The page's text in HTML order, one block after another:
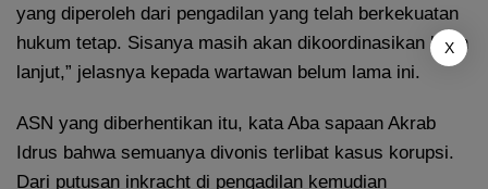
yang diperoleh dari pengadilan yang telah berkekuatan
hukum tetap. Sisanya masih akan dikoordinasikan lebih
lanjut,” jelasnya kepada wartawan belum lama ini.
ASN yang diberhentikan itu, kata Aba sapaan Akrab
Idrus bahwa semuanya divonis terlibat kasus korupsi.
Dari putusan inkracht di pengadilan kemudian
X